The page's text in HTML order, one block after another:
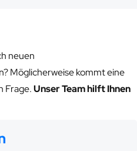
neuen
Möglicherweise kommt eine
Frage.Unser Team hilft Ihnen